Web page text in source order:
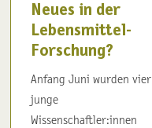
Neues in der
Lebensmittel-
Forschung?
Anfang Juni wurden vier
junge
Wissenschaftler:innen